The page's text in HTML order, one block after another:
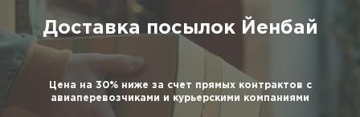
Доставка посылок Йенбай
Цена на 30% ниже за счет прямых контрактов с
авиаперевозчиками и курьерскими компаниями